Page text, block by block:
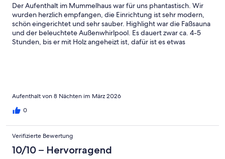
Der Aufenthalt im Mummelhaus war für uns phantastisch. Wir
wurden herzlich empfangen, die Einrichtung ist sehr modern,
schön eingerichtet und sehr sauber. Highlight war die Faßsauna
und der beleuchtete Außenwhirlpool. Es dauert zwar ca. 4-5
Stunden, bis er mit Holz angeheizt ist, dafür ist es etwas
Dieses Ferienhaus ist absolut zu empfehlen!
Aufenthalt von 8 Nächten im März 2026
0
Verifizierte Bewertung
10/10 – Hervorragend